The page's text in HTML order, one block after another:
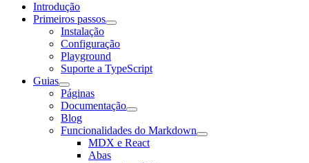
Introdução
Primeiros passos
Instalação
Configuração
Playground
Suporte a TypeScript
Guias
Páginas
Documentação
Blog
Funcionalidades do Markdown
MDX e React
Abas